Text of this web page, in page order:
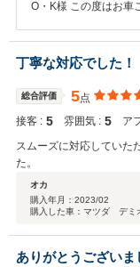
O・K様 この度はお車
います。
丁寧な対応でした！
総合評価 5点
接客 : 5 雰囲気 : 5 ア
スムーズに対応していた
た。
オカ
購入年月： 2023/02
購入した車：マツダ デ
ありがとうございま